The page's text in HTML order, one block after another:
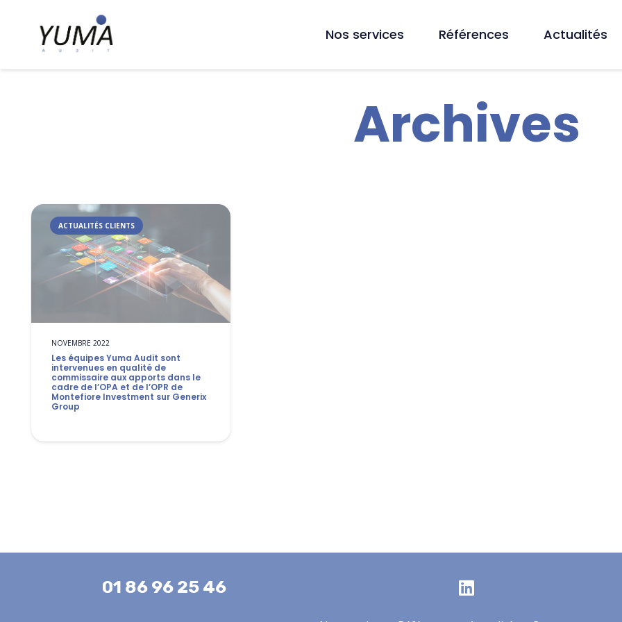
Nos services Références Actualités
Archives
ACTUALITÉS CLIENTS
NOVEMBRE 2022
Les équipes Yuma Audit sont
intervenues en qualité de
commissaire aux apports dans le
cadre de l’OPA et de l’OPR de
Montefiore Investment sur Generix
Group
01 86 96 25 46